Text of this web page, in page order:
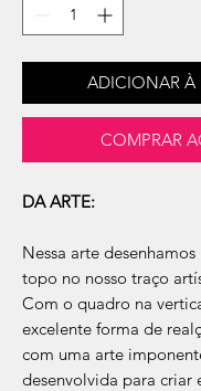
ADICIONAR À
COMPRAR
DA ARTE:
Nessa arte
topo no nosso traço
Com o quadro na
excelente forma de
com uma arte
desenvolvida para criar